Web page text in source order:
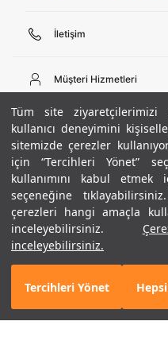
Tüm site ziyaretçilerimizi
kullanıcı deneyimini
sitemizde çerezler
için “Tercihleri Yönet”
kullanımını kabul
seçeneğine
çerezleri hangi amaçla
inceleyebilirsiniz.
inceleyebilirsiniz.
Tercihleri Yönet
+ 36 Renk
İletişim
444 02 00
Pazartesi - Cuma 09:00 -
E-posta
bilgi@underarmour.com
Müşteri Hizmetleri
Sipariş Sorgulama
Bize Ulaşın
Teslimat Bilgileri
İşlem Rehberi
İade ve Değişimler
Sıkça Sorulan Sorular
Beden Rehberi
Site Haritası
Hakkımızda
Ticari Bilgiler
Hükümler ve Koşullar
Gizlilik Politikası
Çerez Politikası
Kariyer
ETBİS
UA Sosyal Medya
Instagram
Facebook
Twitter
Popüler Kategoriler
Erkek Basketbol Ayakkabısı
Çocuk Basketbol
Erkek Eşofman
Kadın Tayt